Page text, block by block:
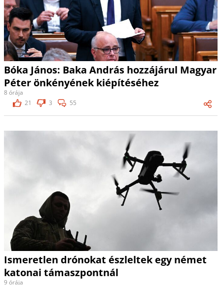
Bóka János: Baka András hozzájárul Magyar
Péter önkényének kiépítéséhez
8 órája
21
3 55
Ismeretlen drónokat észleltek egy német
katonai támaszpontnál
9 órája